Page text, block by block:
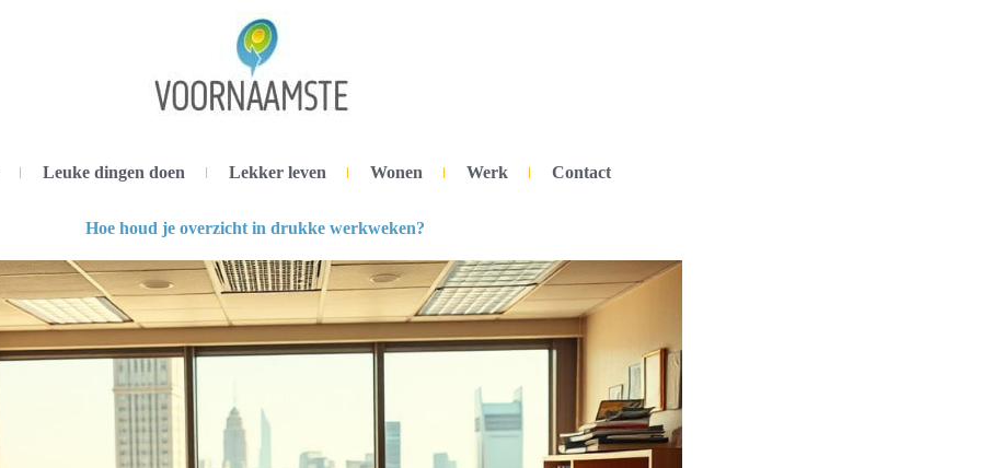
Leuke dingen doen Lekker leven Wonen Werk Contact
Hoe houd je overzicht in drukke werkweken?